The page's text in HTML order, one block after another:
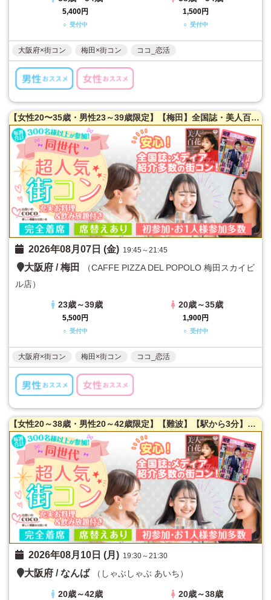
5,400円
○ 受付中
1,500円
○ 受付中
大阪府×街コン 梅田×街コン ココ_恋活
【女性20〜35歳・男性23～39歳限定】【梅田】全国誌・美人百花に取材を受けた大阪で一番出会える街コン☆【年収６００万以上☆ハイスペ男性限定！】【当たる！と有名な女性占い師によるオラクルカード占い】を体験できます！【スカイビル内】【隠れ家レストラン貸切☆】同世代で楽しむ♪【充実お料理＆飲み放題付】【カジュアルな雰囲気】LINE交換自由＆席替えあり！
2026年08月07日 (金) 19:45～21:45
大阪府 /梅田
（CAFFE PIZZA DEL POPOLO 梅田スカイビ
ル店）
23歳～39歳
5,500円
○ 受付中
20歳～35歳
1,900円
○ 受付中
大阪府×街コン 梅田×街コン ココ_恋活
【女性20～38歳・男性20～42歳限定】【難波】【駅から3分】全国誌・美人百花に取材を受けた大阪で一番出会える街コン☆【新築のホテルダイニング貸切】【お一人様参加多数】【黒毛和牛肉寿司】【目の前炙り提供】【カジュアルな雰囲気】LINE交換自由＆席がえあり！
2026年08月10日 (月) 19:30～21:30
大阪府 / なんば （しゃぶしゃぶ あいち）
20歳～42歳 20歳～38歳